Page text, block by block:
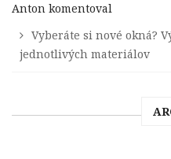
Anton komentoval
Vyberáte si nové okná?
jednotlivých materiálov